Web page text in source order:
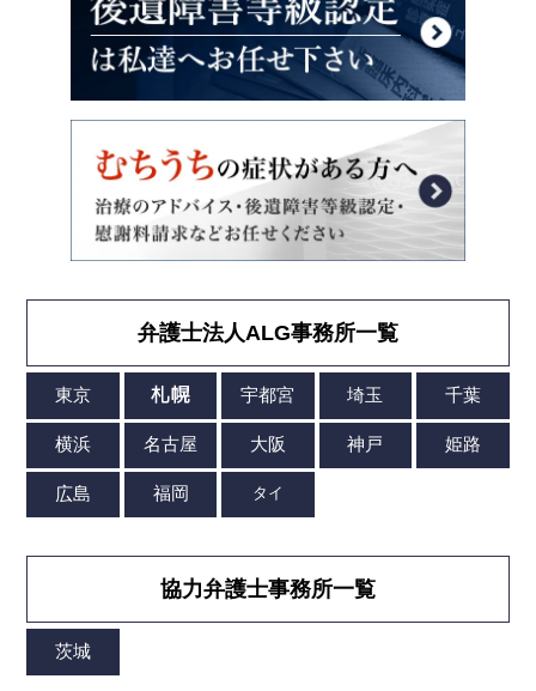
弁護士法人ALG事務所一覧
協力弁護士事務所一覧